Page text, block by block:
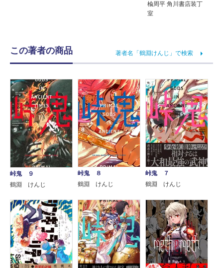
楡周平 角川書店装丁
室
この著者の商品 著者名「鶴淵けんじ」で検索
峠鬼 ９
鶴淵 けんじ
峠鬼 ８
鶴淵 けんじ
峠鬼 ７
鶴淵 けんじ